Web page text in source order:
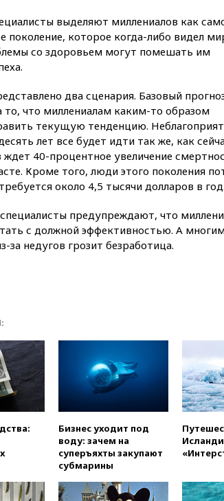
выделяют миллениалов как
поколение, которое когда-либо видел
со здоровьем могут помешать им
два сценария. Базовый
то, что миллениалам каким-то образом
текущую тенденцию.
лет все будет идти так же, как
ждет 40-процентное увеличение
Кроме того, люди этого поколения
около 4,5 тысячи долларов в год.
предупреждают, что
с должной эффективностью. А
за недугов грозит безработица.
Бизнес уходит под
воду: зачем на
суперъяхты закупают
субмарины